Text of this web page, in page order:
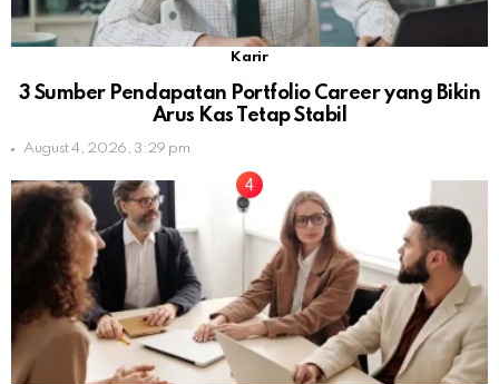
Karir
3 Sumber Pendapatan Portfolio Career yang Bikin
Arus Kas Tetap Stabil
August 4, 2026, 3:29 pm